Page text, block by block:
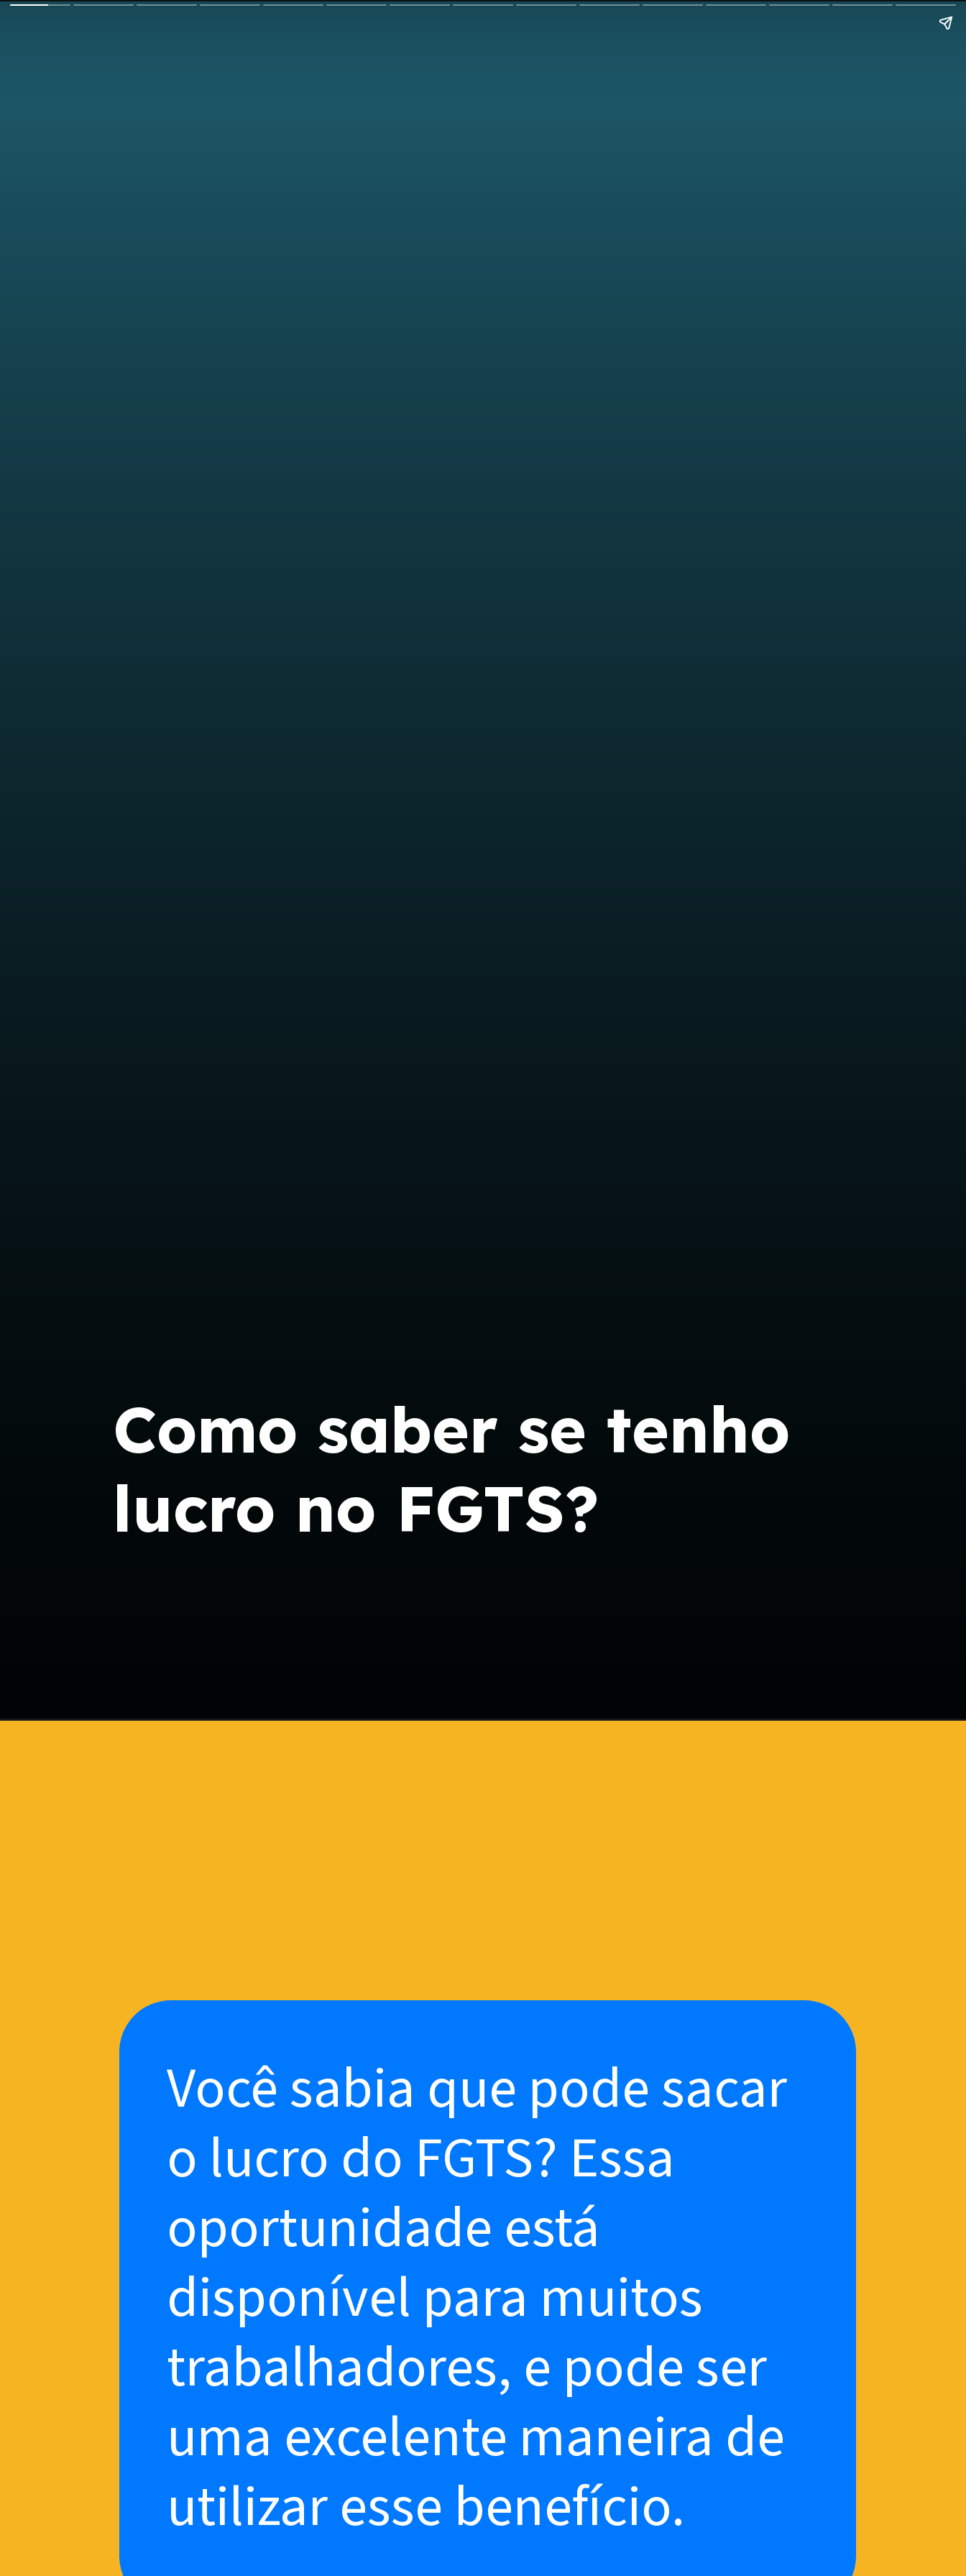
Como saber se tenho
lucro no FGTS?
Você sabia que pode sacar
o lucro do FGTS? Essa
oportunidade está
disponível para muitos
trabalhadores, e pode ser
uma excelente maneira de
utilizar esse benefício.